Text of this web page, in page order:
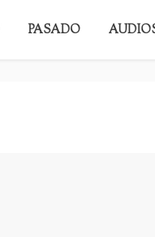
PASADO